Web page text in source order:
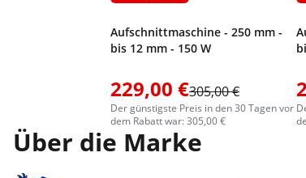
Aufschnittmaschine - 250 mm -
bis 12 mm - 150 W
229,00 €305,00 €
Der günstigste Preis in den 30 Tagen vor
dem Rabatt war: 305,00 €
Über die Marke